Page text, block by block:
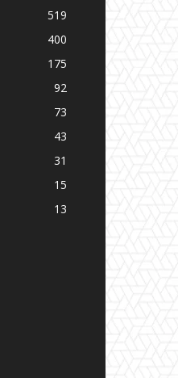
519
400
175
92
73
43
31
15
13